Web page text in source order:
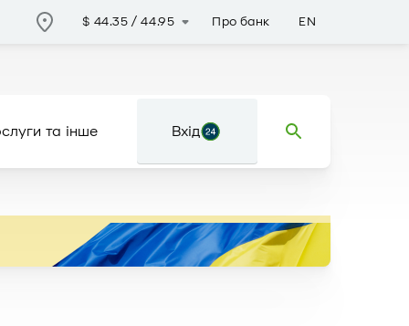
$ 44.35 /44.95 Про банк EN
та інше Вхід